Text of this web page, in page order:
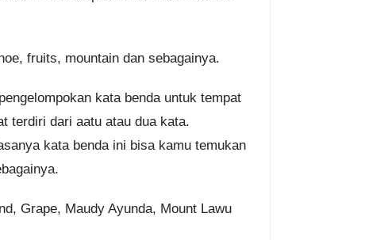
fruits, mountain dan sebagainya.
kata benda untuk tempat
terdiri dari aatu atau dua kata.
kata benda ini bisa kamu temukan
Grape, Maudy Ayunda, Mount Lawu